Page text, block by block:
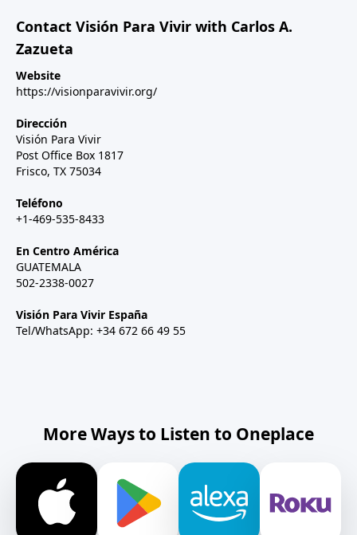
Contact Visión Para Vivir with Carlos A.
Zazueta
Website
https://visionparavivir.org/
Dirección
Visión Para Vivir
Post Office Box 1817
Frisco, TX 75034
Teléfono
+1-469-535-8433
En Centro América
GUATEMALA
502-2338-0027
Visión Para Vivir España
Tel/WhatsApp: +34 672 66 49 55
More Ways to Listen to Oneplace